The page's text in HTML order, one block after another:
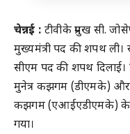
चेन्नई :टीवीके प्रमुख सी.
मुख्यमंत्री पद की शपथ ली।
सीएम पद की शपथ
मुनेत्र कझगम (डीएमके) और
कझगम (एआईएडीएमके) के
गया।